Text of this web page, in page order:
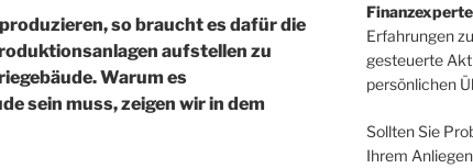
so braucht es dafür die
aufstellen zu
Warum es
sein muss, zeigen wir in dem
Finanzexperte
Erfahrungen
gesteuerte
persönlichen
Sollten Sie
Ihrem